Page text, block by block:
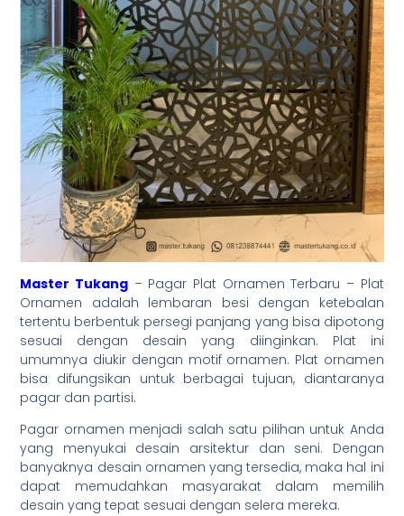
Master Tukang – Pagar Plat Ornamen Terbaru – Plat
Ornamen adalah lembaran besi dengan ketebalan
tertentu berbentuk persegi panjang yang bisa dipotong
sesuai dengan desain yang diinginkan. Plat ini
umumnya diukir dengan motif ornamen. Plat ornamen
bisa difungsikan untuk berbagai tujuan, diantaranya
pagar dan partisi.
Pagar ornamen menjadi salah satu pilihan untuk Anda
yang menyukai desain arsitektur dan seni. Dengan
banyaknya desain ornamen yang tersedia, maka hal ini
dapat memudahkan masyarakat dalam memilih
desain yang tepat sesuai dengan selera mereka.